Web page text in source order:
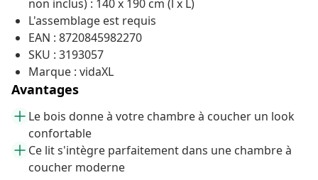
non inclus) : 140 x 190 cm (l x L)
L'assemblage est requis
EAN : 8720845982270
SKU : 3193057
Marque : vidaXL
Avantages
Le bois donne à votre chambre à coucher un look
confortable
Ce lit s'intègre parfaitement dans une chambre à
coucher moderne